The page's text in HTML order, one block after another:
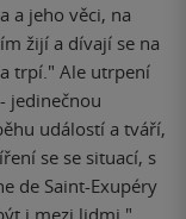
a jeho věci, na
žijí a dívají se na
trpí." Ale utrpení
jedinečnou
událostí a tváří,
se se situací, s
de Saint-Exupéry
i mezi lidmi."